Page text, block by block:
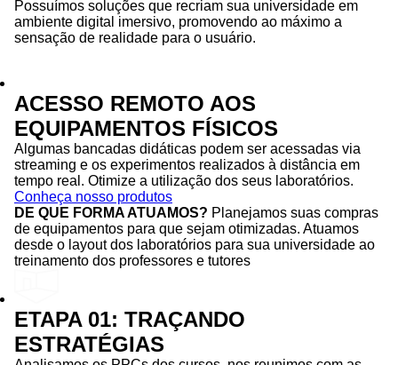
Possuímos soluções que recriam sua universidade em
ambiente digital imersivo, promovendo ao máximo a
sensação de realidade para o usuário.
ACESSO REMOTO AOS
EQUIPAMENTOS FÍSICOS
Algumas bancadas didáticas podem ser acessadas via
streaming e os experimentos realizados à distância em
tempo real. Otimize a utilização dos seus laboratórios.
Conheça nosso produtos
DE QUE FORMA ATUAMOS? Planejamos suas compras
de equipamentos para que sejam otimizadas. Atuamos
desde o layout dos laboratórios para sua universidade ao
treinamento dos professores e tutores
ETAPA 01: TRAÇANDO
ESTRATÉGIAS